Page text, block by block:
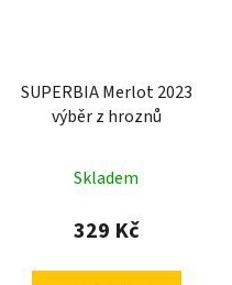
SUPERBIA Merlot 2023
výběr z hroznů
Skladem
329 Kč